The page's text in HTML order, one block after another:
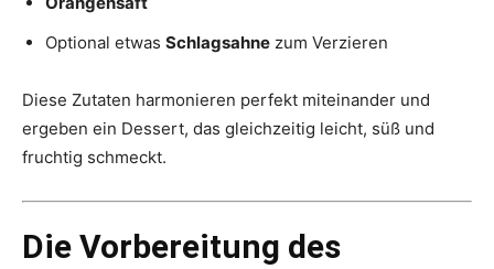
Optional etwas Schlagsahne zum Verzieren
Diese Zutaten harmonieren perfekt miteinander und
ergeben ein Dessert, das gleichzeitig leicht, süß und
fruchtig schmeckt.
Die Vorbereitung des